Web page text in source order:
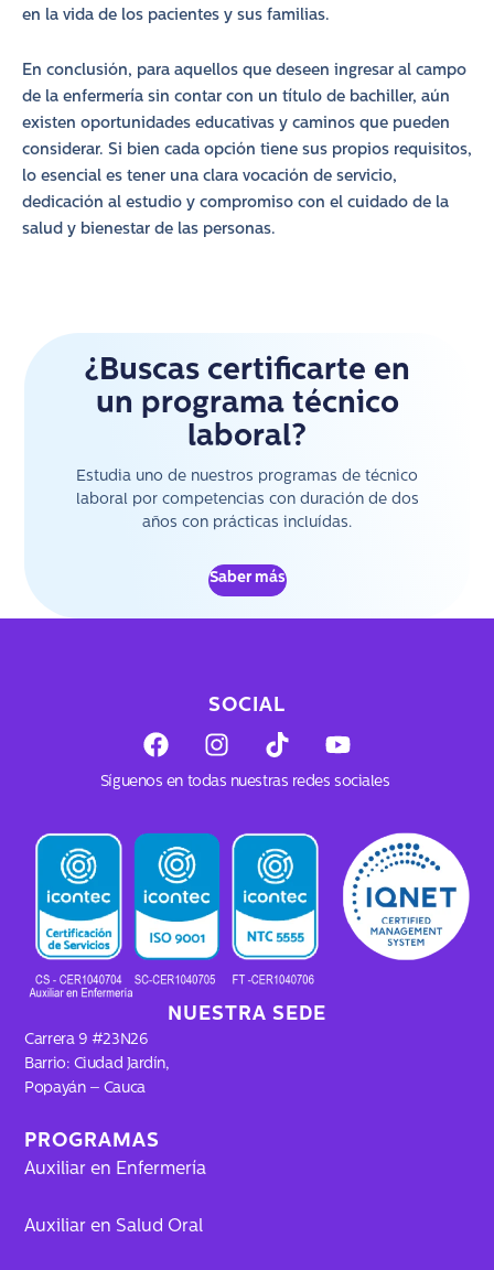
en la vida de los pacientes y sus familias.
En conclusión, para aquellos que deseen ingresar al campo
de la enfermería sin contar con un título de bachiller, aún
existen oportunidades educativas y caminos que pueden
considerar. Si bien cada opción tiene sus propios requisitos,
lo esencial es tener una clara vocación de servicio,
dedicación al estudio y compromiso con el cuidado de la
salud y bienestar de las personas.
¿Buscas certificarte en
un programa técnico
laboral?
Estudia uno de nuestros programas de técnico
laboral por competencias con duración de dos
años con prácticas incluídas.
Saber más
PROGRAMAS
Auxiliar en Enfermería
Auxiliar en Salud Oral
NUESTRA SEDE
Carrera 9 #23N26
Barrio: Ciudad Jardín,
Popayán – Cauca
SOCIAL
F
a
c
b
o
o
k
I
n
s
a
a
T
i
k
o
k
Y
o
u
b
e
Síguenos en todas nuestras redes sociales